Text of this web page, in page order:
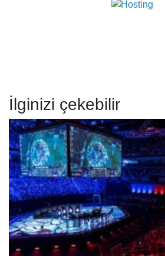
İlginizi çekebilir